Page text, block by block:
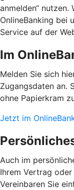
anmelden“ nutzen.
OnlineBanking bei
Service auf der
Im
Melden Sie sich
Zugangsdaten an.
ohne Papierkram
Jetzt im
Auch im
Ihrem Vertrag
Vereinbaren Sie